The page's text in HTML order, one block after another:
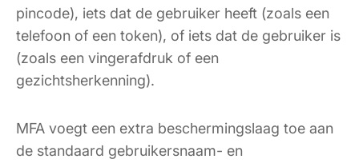
pincode), iets dat de gebruiker heeft (zoals een
telefoon of een token), of iets dat de gebruiker is
(zoals een vingerafdruk of een
gezichtsherkenning).
MFA voegt een extra beschermingslaag toe aan
de standaard gebruikersnaam- en